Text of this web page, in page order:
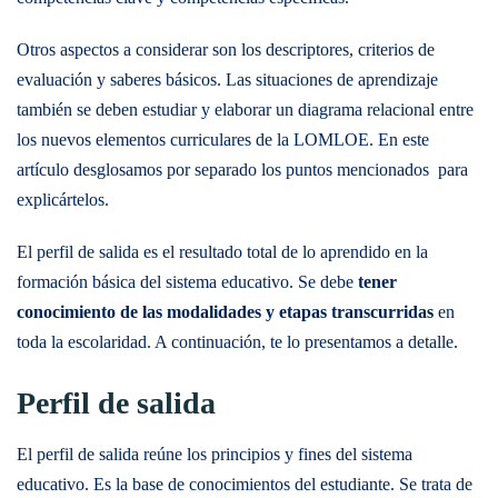
Otros aspectos a considerar son los descriptores, criterios de
evaluación y saberes básicos. Las situaciones de aprendizaje
también se deben estudiar y elaborar un diagrama relacional entre
los nuevos elementos curriculares de la LOMLOE. En este
artículo desglosamos por separado los puntos mencionados para
explicártelos.
El perfil de salida es el resultado total de lo aprendido en la
formación básica del sistema educativo. Se debe tener
conocimiento de las modalidades y etapas transcurridas en
toda la escolaridad. A continuación, te lo presentamos a detalle.
Perfil de salida
El perfil de salida reúne los principios y fines del sistema
educativo. Es la base de conocimientos del estudiante. Se trata de